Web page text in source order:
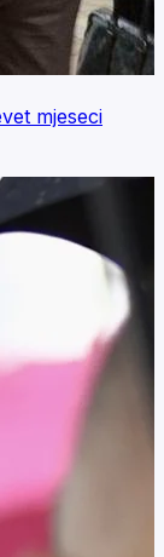
mjeseci